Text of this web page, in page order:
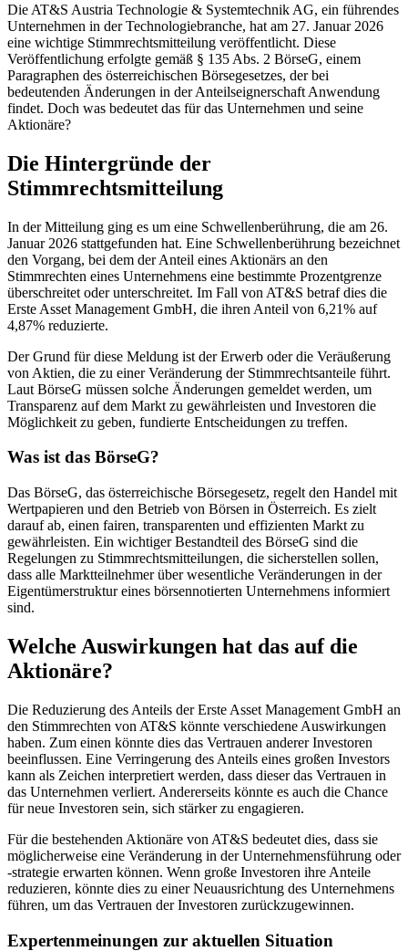
Die AT&S Austria Technologie & Systemtechnik AG, ein führendes
Unternehmen in der Technologiebranche, hat am 27. Januar 2026
eine wichtige Stimmrechtsmitteilung veröffentlicht. Diese
Veröffentlichung erfolgte gemäß § 135 Abs. 2 BörseG, einem
Paragraphen des österreichischen Börsegesetzes, der bei
bedeutenden Änderungen in der Anteilseignerschaft Anwendung
findet. Doch was bedeutet das für das Unternehmen und seine
Aktionäre?
Die Hintergründe der
Stimmrechtsmitteilung
In der Mitteilung ging es um eine Schwellenberührung, die am 26.
Januar 2026 stattgefunden hat. Eine Schwellenberührung bezeichnet
den Vorgang, bei dem der Anteil eines Aktionärs an den
Stimmrechten eines Unternehmens eine bestimmte Prozentgrenze
überschreitet oder unterschreitet. Im Fall von AT&S betraf dies die
Erste Asset Management GmbH, die ihren Anteil von 6,21% auf
4,87% reduzierte.
Der Grund für diese Meldung ist der Erwerb oder die Veräußerung
von Aktien, die zu einer Veränderung der Stimmrechtsanteile führt.
Laut BörseG müssen solche Änderungen gemeldet werden, um
Transparenz auf dem Markt zu gewährleisten und Investoren die
Möglichkeit zu geben, fundierte Entscheidungen zu treffen.
Was ist das BörseG?
Das BörseG, das österreichische Börsegesetz, regelt den Handel mit
Wertpapieren und den Betrieb von Börsen in Österreich. Es zielt
darauf ab, einen fairen, transparenten und effizienten Markt zu
gewährleisten. Ein wichtiger Bestandteil des BörseG sind die
Regelungen zu Stimmrechtsmitteilungen, die sicherstellen sollen,
dass alle Marktteilnehmer über wesentliche Veränderungen in der
Eigentümerstruktur eines börsennotierten Unternehmens informiert
sind.
Welche Auswirkungen hat das auf die
Aktionäre?
Die Reduzierung des Anteils der Erste Asset Management GmbH an
den Stimmrechten von AT&S könnte verschiedene Auswirkungen
haben. Zum einen könnte dies das Vertrauen anderer Investoren
beeinflussen. Eine Verringerung des Anteils eines großen Investors
kann als Zeichen interpretiert werden, dass dieser das Vertrauen in
das Unternehmen verliert. Andererseits könnte es auch die Chance
für neue Investoren sein, sich stärker zu engagieren.
Für die bestehenden Aktionäre von AT&S bedeutet dies, dass sie
möglicherweise eine Veränderung in der Unternehmensführung oder
-strategie erwarten können. Wenn große Investoren ihre Anteile
reduzieren, könnte dies zu einer Neuausrichtung des Unternehmens
führen, um das Vertrauen der Investoren zurückzugewinnen.
Expertenmeinungen zur aktuellen Situation